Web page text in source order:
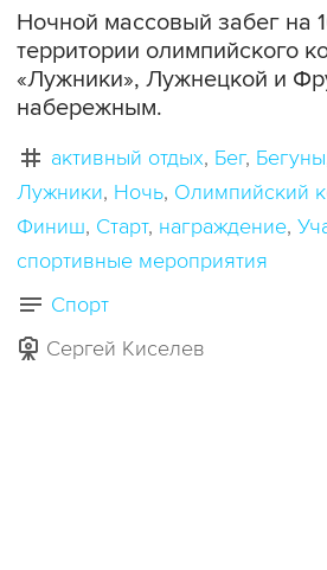
Ночной массовый забег на
территории олимпийского
«Лужники», Лужнецкой и
набережным.
активный отдых Бег Бегуны
Лужники Ночь Олимпийский
Финиш Старт награждение
спортивные мероприятия
Спорт
Сергей Киселев